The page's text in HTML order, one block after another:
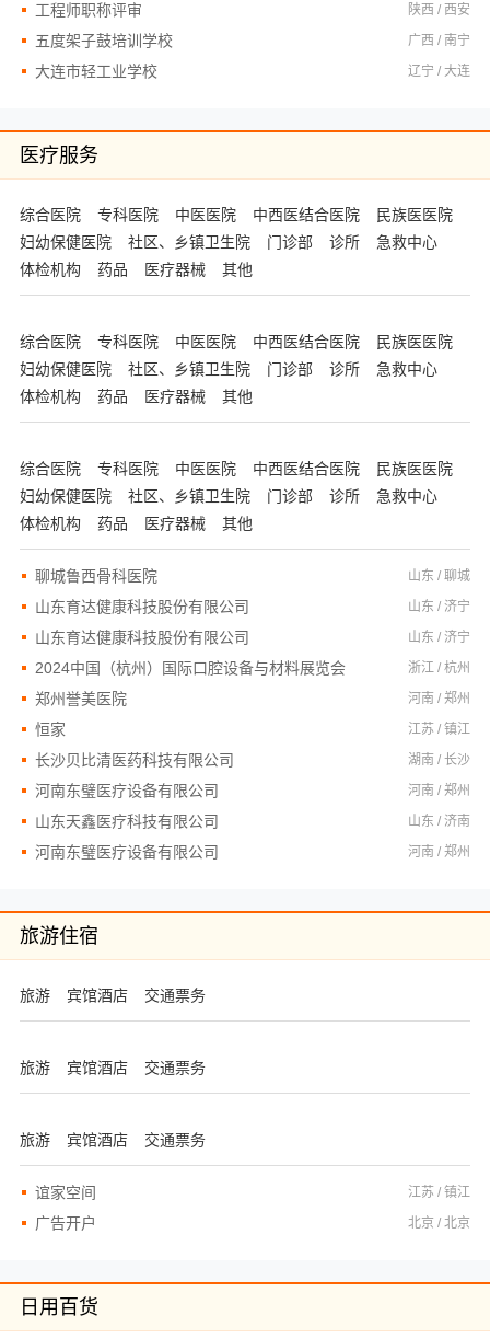
工程师职称评审 陕西 / 西安
五度架子鼓培训学校 广西 / 南宁
大连市轻工业学校 辽宁 / 大连
医疗服务
综合医院 专科医院 中医医院 中西医结合医院
民族医医院
妇幼保健医院
社区、乡镇卫生院 门诊部 诊所
急救中心
体检机构
药品 医疗器械 其他
综合医院 专科医院 中医医院 中西医结合医院
民族医医院
妇幼保健医院
社区、乡镇卫生院 门诊部 诊所
急救中心
体检机构
药品 医疗器械 其他
综合医院 专科医院 中医医院 中西医结合医院
民族医医院
妇幼保健医院
社区、乡镇卫生院 门诊部 诊所
急救中心
体检机构
药品 医疗器械 其他
聊城鲁西骨科医院 山东 / 聊城
山东育达健康科技股份有限公司 山东 / 济宁
山东育达健康科技股份有限公司 山东 / 济宁
2024中国（杭州）国际口腔设备与材料展览会 浙江 / 杭州
郑州誉美医院 河南 / 郑州
恒家 江苏 / 镇江
长沙贝比清医药科技有限公司 湖南 / 长沙
河南东璧医疗设备有限公司 河南 / 郑州
山东天鑫医疗科技有限公司 山东 / 济南
河南东璧医疗设备有限公司 河南 / 郑州
旅游住宿
旅游 宾馆酒店 交通票务
旅游 宾馆酒店 交通票务
旅游 宾馆酒店 交通票务
谊家空间 江苏 / 镇江
广告开户 北京 / 北京
日用百货